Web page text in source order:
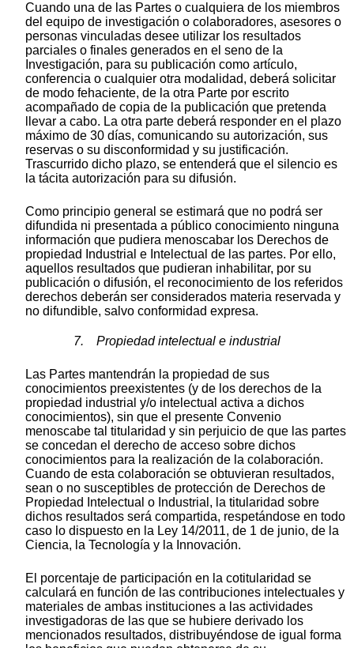
Cuando una de las Partes o cualquiera de los miembros
del equipo de investigación o colaboradores, asesores o
personas vinculadas desee utilizar los resultados
parciales o finales generados en el seno de la
Investigación, para su publicación como artículo,
conferencia o cualquier otra modalidad, deberá solicitar
de modo fehaciente, de la otra Parte por escrito
acompañado de copia de la publicación que pretenda
llevar a cabo. La otra parte deberá responder en el plazo
máximo de 30 días, comunicando su autorización, sus
reservas o su disconformidad y su justificación.
Trascurrido dicho plazo, se entenderá que el silencio es
la tácita autorización para su difusión.
Como principio general se estimará que no podrá ser
difundida ni presentada a público conocimiento ninguna
información que pudiera menoscabar los Derechos de
propiedad Industrial e Intelectual de las partes. Por ello,
aquellos resultados que pudieran inhabilitar, por su
publicación o difusión, el reconocimiento de los referidos
derechos deberán ser considerados materia reservada y
no difundible, salvo conformidad expresa.
7. Propiedad intelectual e industrial
Las Partes mantendrán la propiedad de sus
conocimientos preexistentes (y de los derechos de la
propiedad industrial y/o intelectual activa a dichos
conocimientos), sin que el presente Convenio
menoscabe tal titularidad y sin perjuicio de que las partes
se concedan el derecho de acceso sobre dichos
conocimientos para la realización de la colaboración.
Cuando de esta colaboración se obtuvieran resultados,
sean o no susceptibles de protección de Derechos de
Propiedad Intelectual o Industrial, la titularidad sobre
dichos resultados será compartida, respetándose en todo
caso lo dispuesto en la Ley 14/2011, de 1 de junio, de la
Ciencia, la Tecnología y la Innovación.
El porcentaje de participación en la cotitularidad se
calculará en función de las contribuciones intelectuales y
materiales de ambas instituciones a las actividades
investigadoras de las que se hubiere derivado los
mencionados resultados, distribuyéndose de igual forma